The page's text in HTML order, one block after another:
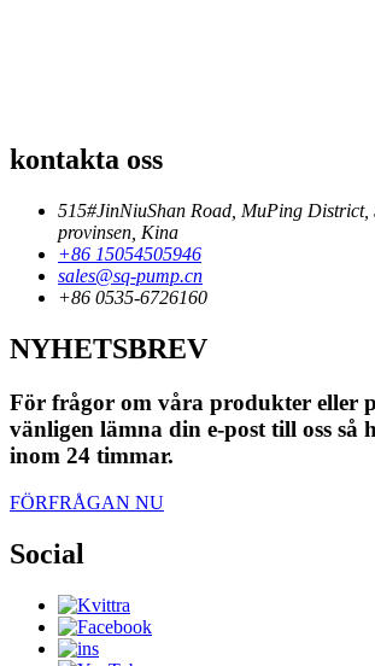
kontakta oss
515#JinNiuShan Road, MuPing District,
provinsen, Kina
+86 15054505946
sales@sq-pump.cn
+86 0535-6726160
NYHETSBREV
För frågor om våra produkter eller
vänligen lämna din e-post till oss så
inom 24 timmar.
FÖRFRÅGAN NU
Social